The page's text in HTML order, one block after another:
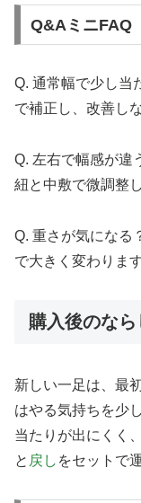
Q&AミニFAQ
Q. 通常幅で少し当
で補正し、改善し
Q. 左右で幅感が違
紐と中敷で微調整
Q. 重さが気になる
で大きく変わります
購入後のな
新しい一足は、最
はやる気持ちを少
当たりが出にくく
と 戻し をセットで